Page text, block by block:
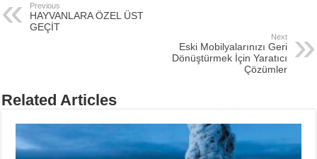
Previous
HAYVANLARA ÖZEL ÜST
GEÇİT
Next
Eski Mobilyalarınızı Geri
Dönüştürmek İçin Yaratıcı
Çözümler
Related Articles